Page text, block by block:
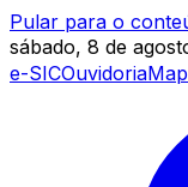
Pular para o
sábado, 8 de
e-SICOuvidoria